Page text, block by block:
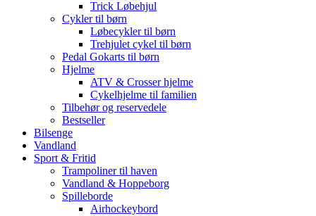
Trick Løbehjul
Cykler til børn
Løbecykler til børn
Trehjulet cykel til børn
Pedal Gokarts til børn
Hjelme
ATV & Crosser hjelme
Cykelhjelme til familien
Tilbehør og reservedele
Bestseller
Bilsenge
Vandland
Sport & Fritid
Trampoliner til haven
Vandland & Hoppeborg
Spilleborde
Airhockeybord